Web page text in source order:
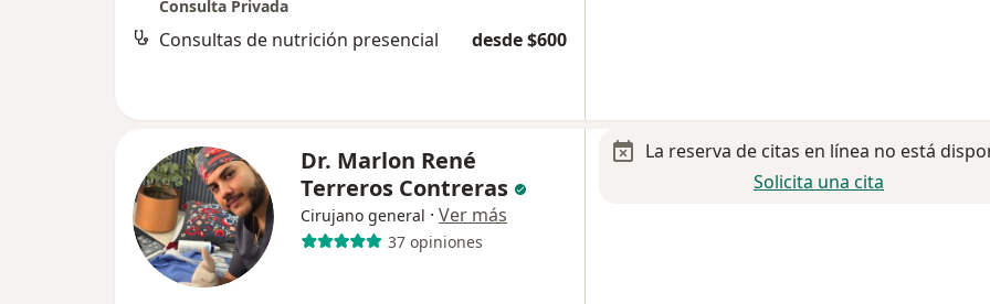
Consulta Privada
Consultas de nutrición presencial desde $600
Dr. Marlon René
Terreros Contreras
Cirujano general · Ver más
37 opiniones
La reserva de citas en línea no está
Solicita una cita